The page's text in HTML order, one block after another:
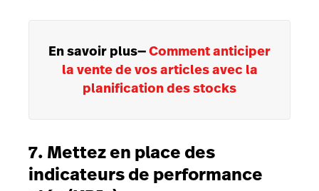
En savoir plus—Comment anticiper
la vente de vos articles avec la
planification des stocks
7. Mettez en place des
indicateurs de performance